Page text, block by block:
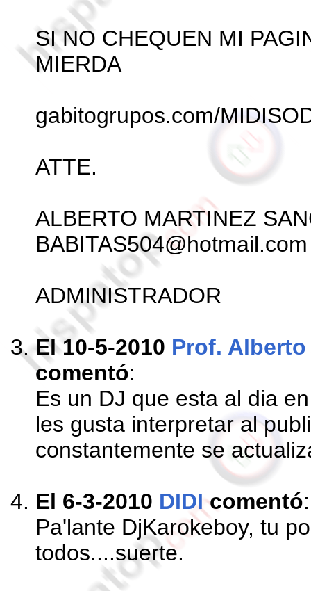
SI NO CHEQUEN MI
MIERDA
gabitogrupos.com/
ATTE.
ALBERTO MARTINEZ
BABITAS504@hotmail.com
ADMINISTRADOR
El 10-5-2010 Prof.
comentó:
Es un DJ que esta al dia
les gusta interpretar al
constantemente se
El 6-3-2010 DIDIcomentó:
Pa'lante DjKarokeboy, tu
todos....suerte.